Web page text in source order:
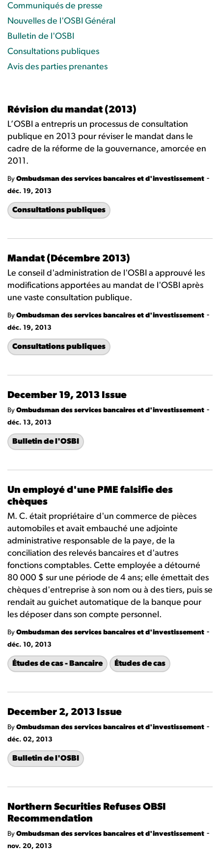
Révision du mandat (2013)
L’OSBI a entrepris un processus de consultation
publique en 2013 pour réviser le mandat dans le
cadre de la réforme de la gouvernance, amorcée en
2011.
By Ombudsman des services bancaires et d'investissement -
déc. 19, 2013
Consultations publiques
Mandat (Décembre 2013)
Le conseil d'administration de l'OSBI a approuvé les
modifications apportées au mandat de l'OSBI après
une vaste consultation publique.
By Ombudsman des services bancaires et d'investissement -
déc. 19, 2013
Consultations publiques
December 19, 2013 Issue
By Ombudsman des services bancaires et d'investissement -
déc. 13, 2013
Bulletin de l'OSBI
Un employé d'une PME falsifie des
chèques
M. C. était propriétaire d'un commerce de pièces
automobiles et avait embauché une adjointe
administrative responsable de la paye, de la
conciliation des relevés bancaires et d'autres
fonctions comptables. Cette employée a détourné
80 000 $ sur une période de 4 ans; elle émettait des
chèques d'entreprise à son nom ou à des tiers, puis se
rendait au guichet automatique de la banque pour
les déposer dans son compte personnel.
By Ombudsman des services bancaires et d'investissement -
déc. 10, 2013
Études de cas - Bancaire Études de cas
December 2, 2013 Issue
By Ombudsman des services bancaires et d'investissement -
déc. 02, 2013
Bulletin de l'OSBI
Northern Securities Refuses OBSI
Recommendation
By Ombudsman des services bancaires et d'investissement -
nov. 20, 2013
Communiqués de presse
Nouvelles de l'OSBI Général
Bulletin de l'OSBI
Consultations publiques
Avis des parties prenantes